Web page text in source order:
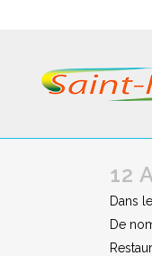
12
Dans
De